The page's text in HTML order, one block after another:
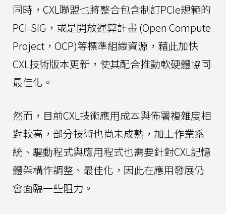
同時，CXL聯盟也將整合包含制訂PCIe規範的
PCI-SIG，或是開放運算計畫 (Open Compute
Project，OCP)等標準組織資源，藉此加快
CXL技術版本更新，使其配合推動軟硬體協同
最佳化。
然而，目前CXL技術應用成本與佈署複雜度相
對較高，部分技術也尚未成熟，加上作業系
統、驅動程式與應用程式也需要針對CXL記憶
體架構作調整、最佳化，因此在應用發展仍
會面臨一些阻力。